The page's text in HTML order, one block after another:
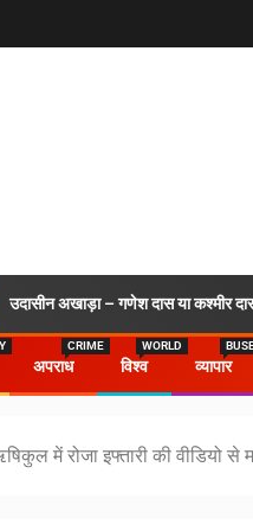
उदासीन अखाड़ा – गणेश दास या कश्मीर
अपराध
CRIME
विश्व
WORLD
व्यापार
में रोजा इफ्तारी की वीडियो से